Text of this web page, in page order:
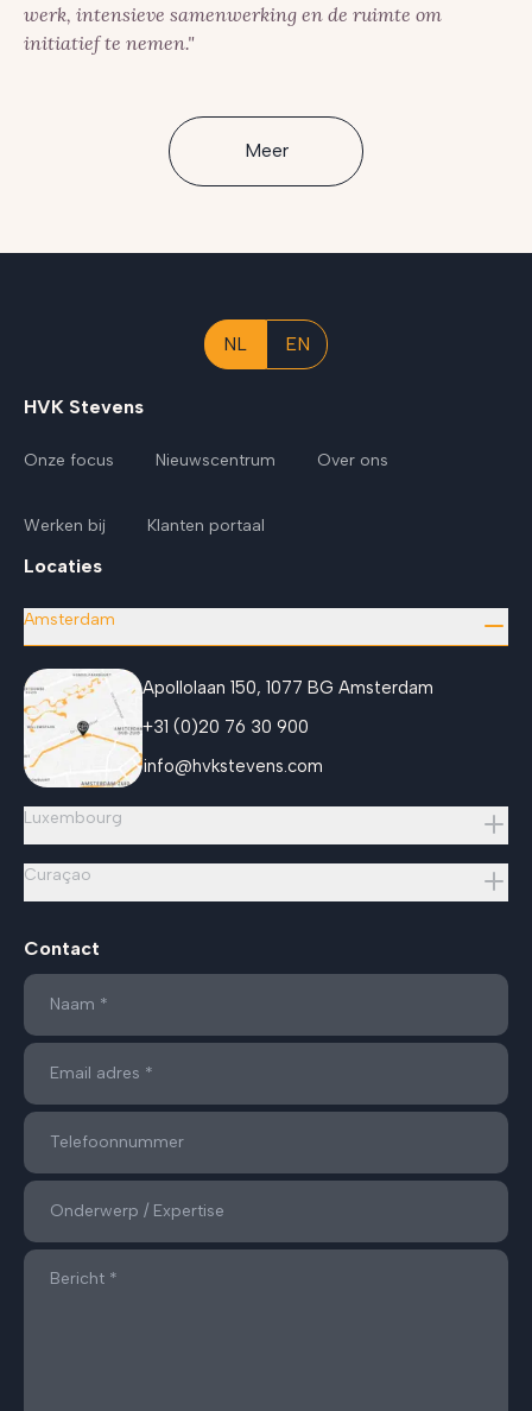
werk, intensieve samenwerking en de ruimte om
initiatief te nemen."
Meer
NL EN
HVK Stevens
Onze focus Nieuwscentrum Over ons
Werken bij Klanten portaal
Locaties
Amsterdam
Apollolaan 150, 1077 BG Amsterdam
+31 (0)20 76 30 900
info@hvkstevens.com
Luxembourg
Curaçao
Contact